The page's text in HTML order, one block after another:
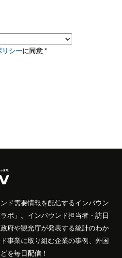
リシーに同意 *
ド需要情報を配信するインバウン
ボ」。インバウンド担当者・訪日
府や観光庁が発表する統計のわか
事業に取り組む企業の事例、外国
を毎日配信！